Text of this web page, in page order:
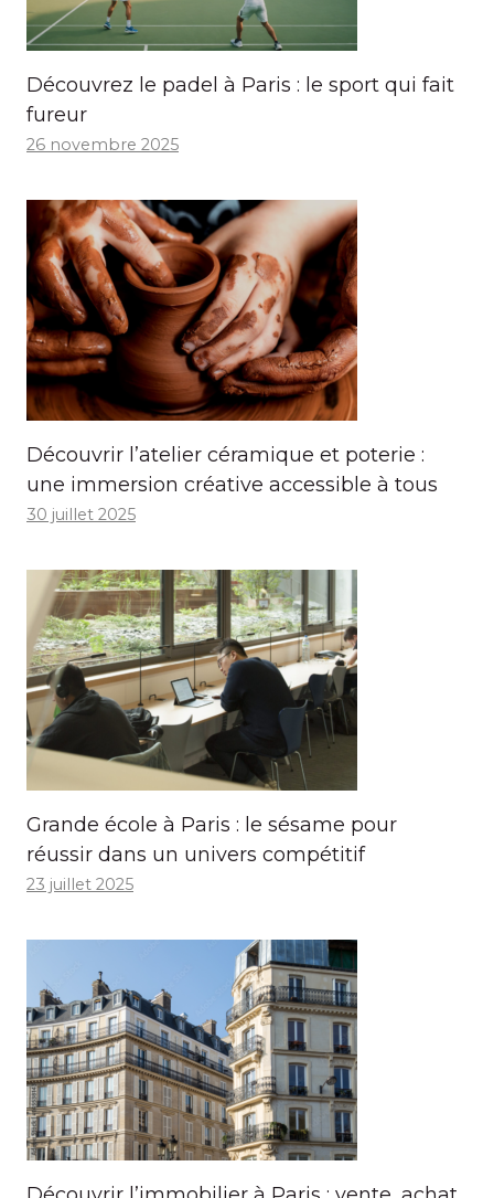
Découvrez le padel à Paris : le sport qui fait
fureur
26 novembre 2025
Découvrir l’atelier céramique et poterie :
une immersion créative accessible à tous
30 juillet 2025
Grande école à Paris : le sésame pour
réussir dans un univers compétitif
23 juillet 2025